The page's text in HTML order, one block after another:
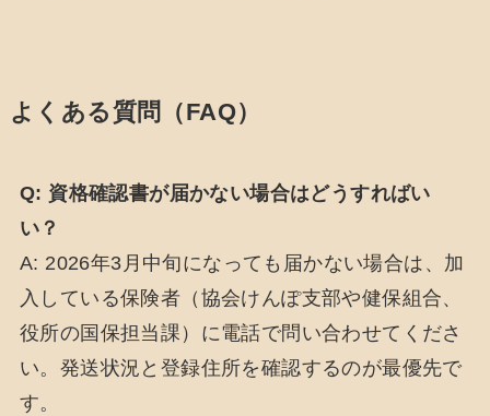
よくある質問（FAQ）
Q: 資格確認書が届かない場合はどうすればい
い？
A: 2026年3月中旬になっても届かない場合は、加
入している保険者（協会けんぽ支部や健保組合、
役所の国保担当課）に電話で問い合わせてくださ
い。発送状況と登録住所を確認するのが最優先で
す。